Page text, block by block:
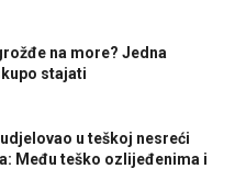
na more? Jedna
stajati
u teškoj nesreći
Među teško ozlijeđenima i